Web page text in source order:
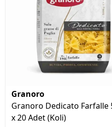
Granoro
Granoro Dedicato Farfalle
x 20 Adet (Koli)